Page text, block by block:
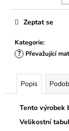
Kategorie:
? Převažující
Zeptat se
Popis
Tento výrobek
Velikostní